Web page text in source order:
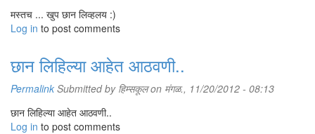
मस्तच ... खुप छान लिव्हलय :)
Log in to post comments
छान लिहिल्या आहेत आठवणी..
Permalink Submitted by हिम्सकूलon मंगळ., 11/20/2012 - 08:13
छान लिहिल्या आहेत आठवणी..
Log in to post comments